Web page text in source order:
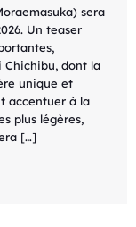
sera
Un teaser
Chichibu, dont la
unique et
accentuer à la
plus légères,
[…]